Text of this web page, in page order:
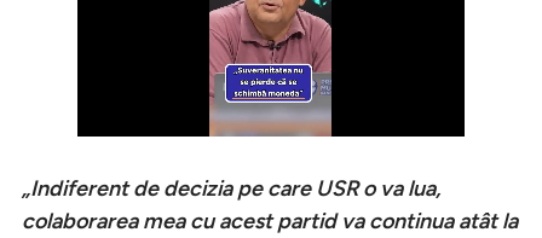
„Indiferent de decizia pe care USR o va lua,
colaborarea mea cu acest partid va continua atât la